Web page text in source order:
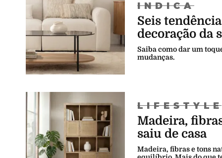
INDICA
Seis
decoração da
Saiba como dar um
mudanças.
Madeira,
saiu de casa
Madeira, fibras e tons